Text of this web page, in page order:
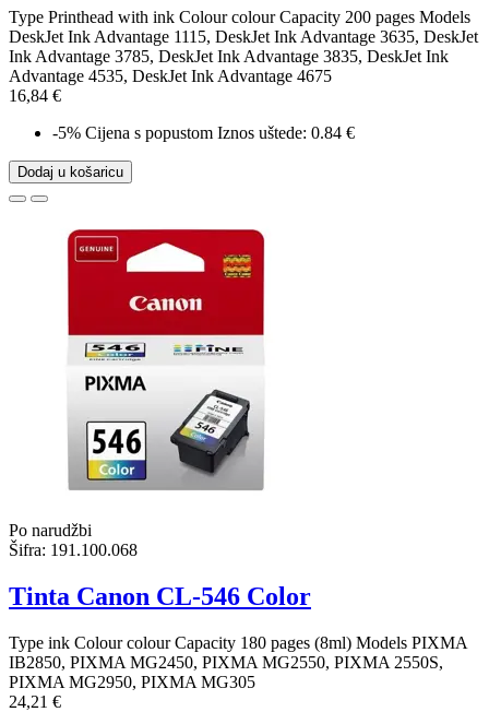
Type Printhead with ink Colour colour Capacity 200 pages Models
DeskJet Ink Advantage 1115, DeskJet Ink Advantage 3635, DeskJet
Ink Advantage 3785, DeskJet Ink Advantage 3835, DeskJet Ink
Advantage 4535, DeskJet Ink Advantage 4675
16,84 €
-5% Cijena s popustom Iznos uštede: 0.84 €
Dodaj u košaricu
Po narudžbi
Šifra: 191.100.068
Tinta Canon CL-546 Color
Type ink Colour colour Capacity 180 pages (8ml) Models PIXMA
IB2850, PIXMA MG2450, PIXMA MG2550, PIXMA 2550S,
PIXMA MG2950, PIXMA MG305
24,21 €